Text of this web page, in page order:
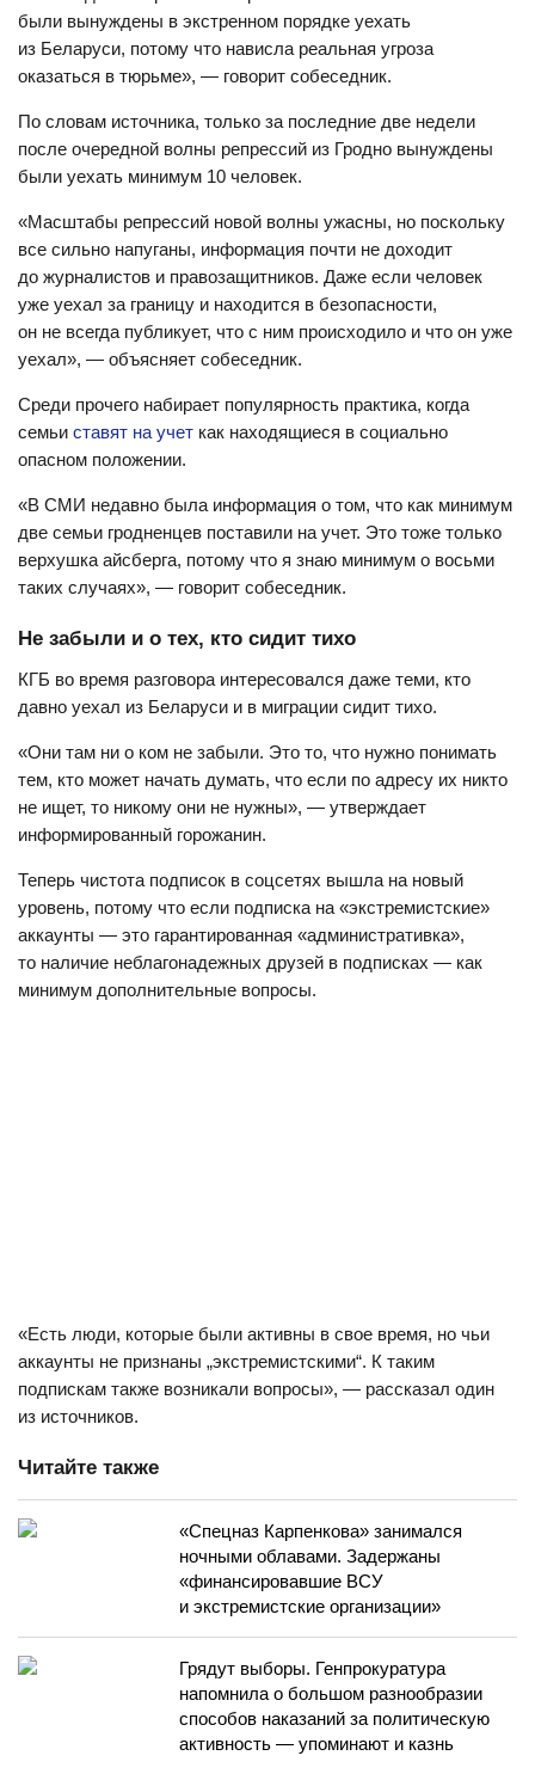
были вынуждены в экстренном порядке уехать
из Беларуси, потому что нависла реальная угроза
оказаться в тюрьме», — говорит собеседник.
По словам источника, только за последние две недели
после очередной волны репрессий из Гродно вынуждены
были уехать минимум 10 человек.
«Масштабы репрессий новой волны ужасны, но поскольку
все сильно напуганы, информация почти не доходит
до журналистов и правозащитников. Даже если человек
уже уехал за границу и находится в безопасности,
он не всегда публикует, что с ним происходило и что он уже
уехал», — объясняет собеседник.
Среди прочего набирает популярность практика, когда
семьи ставят на учет как находящиеся в социально
опасном положении.
«В СМИ недавно была информация о том, что как минимум
две семьи гродненцев поставили на учет. Это тоже только
верхушка айсберга, потому что я знаю минимум о восьми
таких случаях», — говорит собеседник.
Не забыли и о тех, кто сидит тихо
КГБ во время разговора интересовался даже теми, кто
давно уехал из Беларуси и в миграции сидит тихо.
«Они там ни о ком не забыли. Это то, что нужно понимать
тем, кто может начать думать, что если по адресу их никто
не ищет, то никому они не нужны», — утверждает
информированный горожанин.
Теперь чистота подписок в соцсетях вышла на новый
уровень, потому что если подписка на «экстремистские»
аккаунты — это гарантированная «административка»,
то наличие неблагонадежных друзей в подписках — как
минимум дополнительные вопросы.
«Есть люди, которые были активны в свое время, но чьи
аккаунты не признаны „экстремистскими“. К таким
подпискам также возникали вопросы», — рассказал один
из источников.
Читайте также
«Спецназ Карпенкова» занимался
ночными облавами. Задержаны
«финансировавшие ВСУ
и экстремистские организации»
Грядут выборы. Генпрокуратура
напомнила о большом разнообразии
способов наказаний за политическую
активность — упоминают и казнь